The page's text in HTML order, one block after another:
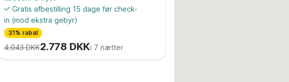
Gratis afbestilling 15 dage før check-
in (mod ekstra gebyr)
31% rabat
4.043 DKK2.778 DKKi 7 nætter